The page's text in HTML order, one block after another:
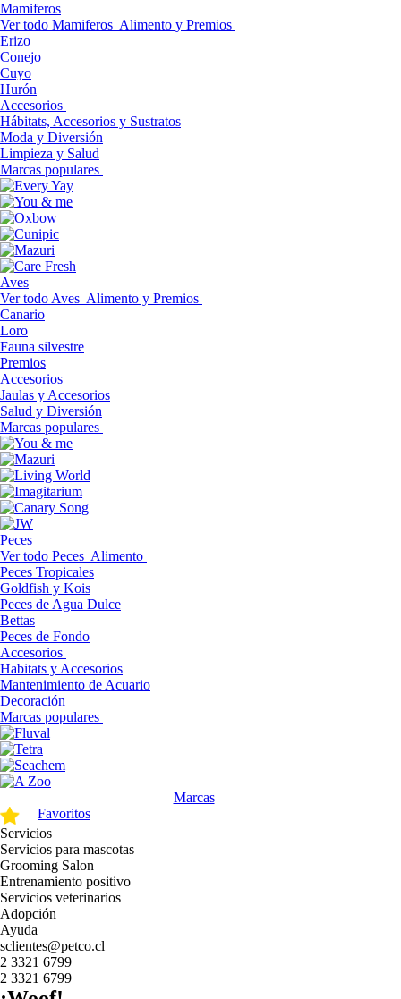
Mamiferos
Ver todo Mamiferos Alimento y Premios
Erizo
Conejo
Cuyo
Hurón
Accesorios
Hábitats, Accesorios y Sustratos
Moda y Diversión
Limpieza y Salud
Marcas populares
Aves
Ver todo Aves Alimento y Premios
Canario
Loro
Fauna silvestre
Premios
Accesorios
Jaulas y Accesorios
Salud y Diversión
Marcas populares
Peces
Ver todo Peces Alimento
Peces Tropicales
Goldfish y Kois
Peces de Agua Dulce
Bettas
Peces de Fondo
Accesorios
Habitats y Accesorios
Mantenimiento de Acuario
Decoración
Marcas populares
Marcas
Favoritos
Servicios
Servicios para mascotas
Grooming Salon
Entrenamiento positivo
Servicios veterinarios
Adopción
Ayuda
sclientes@petco.cl
2 3321 6799
2 3321 6799